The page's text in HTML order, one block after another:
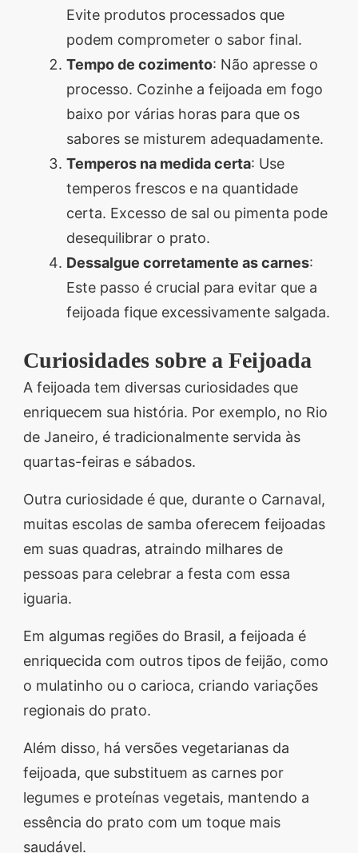
Evite produtos processados que
podem comprometer o sabor final.
Tempo de cozimento: Não apresse o
processo. Cozinhe a feijoada em fogo
baixo por várias horas para que os
sabores se misturem adequadamente.
Temperos na medida certa: Use
temperos frescos e na quantidade
certa. Excesso de sal ou pimenta pode
desequilibrar o prato.
Dessalgue corretamente as carnes:
Este passo é crucial para evitar que a
feijoada fique excessivamente salgada.
Curiosidades sobre a Feijoada
A feijoada tem diversas curiosidades que
enriquecem sua história. Por exemplo, no Rio
de Janeiro, é tradicionalmente servida às
quartas-feiras e sábados.
Outra curiosidade é que, durante o Carnaval,
muitas escolas de samba oferecem feijoadas
em suas quadras, atraindo milhares de
pessoas para celebrar a festa com essa
iguaria.
Em algumas regiões do Brasil, a feijoada é
enriquecida com outros tipos de feijão, como
o mulatinho ou o carioca, criando variações
regionais do prato.
Além disso, há versões vegetarianas da
feijoada, que substituem as carnes por
legumes e proteínas vegetais, mantendo a
essência do prato com um toque mais
saudável.